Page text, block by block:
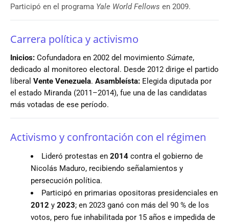
Participó en el programa Yale World Fellows en 2009.
Carrera política y activismo
Inicios: Cofundadora en 2002 del movimiento Súmate,
dedicado al monitoreo electoral. Desde 2012 dirige el partido
liberal Vente Venezuela. Asambleísta: Elegida diputada por
el estado Miranda (2011–2014), fue una de las candidatas
más votadas de ese período.
Activismo y confrontación con el régimen
Lideró protestas en2014 contra el gobierno de
Nicolás Maduro, recibiendo señalamientos y
persecución política.
Participó en primarias opositoras presidenciales en
2012 y2023; en 2023 ganó con más del 90 % de los
votos, pero fue inhabilitada por 15 años e impedida de